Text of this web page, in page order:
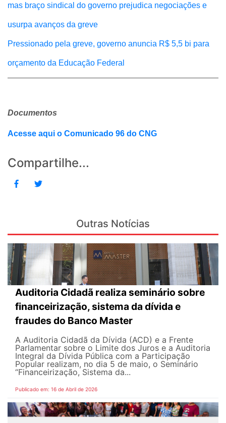
mas braço sindical do governo prejudica negociações e
usurpa avanços da greve
Pressionado pela greve, governo anuncia R$ 5,5 bi para
orçamento da Educação Federal
Documentos
Acesse aqui o Comunicado 96 do CNG
Compartilhe...
Outras Notícias
Auditoria Cidadã realiza seminário sobre
financeirização, sistema da dívida e
fraudes do Banco Master
A Auditoria Cidadã da Dívida (ACD) e a Frente
Parlamentar sobre o Limite dos Juros e a Auditoria
Integral da Dívida Pública com a Participação
Popular realizam, no dia 5 de maio, o Seminário
“Financeirização, Sistema da...
Publicado em: 16 de Abril de 2026